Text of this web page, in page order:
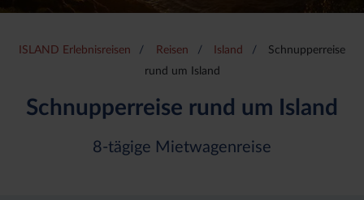
ISLAND Erlebnisreisen Reisen Island
Schnupperreise
rund um Island
Schnupperreise rund um Island
8-tägige Mietwagenreise